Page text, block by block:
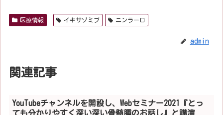
医療情報 イキサゾミブ ニンラーロ
admin
関連記事
YouTubeチャンネルを開設し、Webセミナー2021『とっ
ても分かりやすく深い深い骨髄腫のお話し』と講演